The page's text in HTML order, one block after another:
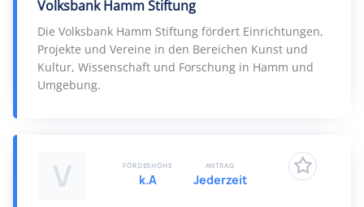
Volksbank Hamm Stiftung
Die Volksbank Hamm Stiftung fördert Einrichtungen,
Projekte und Vereine in den Bereichen Kunst und
Kultur, Wissenschaft und Forschung in Hamm und
Umgebung.
V FÖRDERHÖHE
k.A
ANTRAG
Jederzeit